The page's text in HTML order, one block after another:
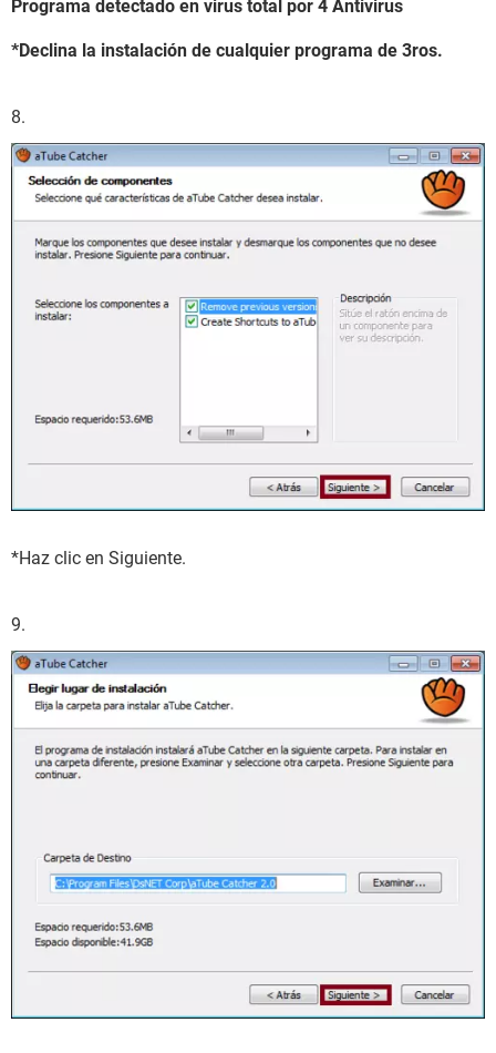
Programa detectado en virus total por 4 Antivirus
*Declina la instalación de cualquier programa de 3ros.
8.
*Haz clic en Siguiente.
9.